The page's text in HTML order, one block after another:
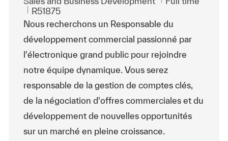
ReqId
R51875
Nous recherchons un Responsable du
développement commercial passionné par
l'électronique grand public pour rejoindre
notre équipe dynamique. Vous serez
responsable de la gestion de comptes clés,
de la négociation d'offres commerciales et du
développement de nouvelles opportunités
sur un marché en pleine croissance.